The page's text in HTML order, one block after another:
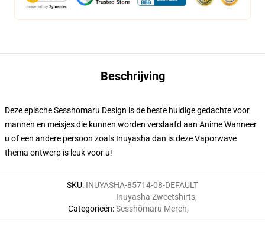
Beschrijving
Deze epische Sesshomaru Design is de beste huidige gedachte voor
mannen en meisjes die kunnen worden verslaafd aan Anime Wanneer
u of een andere persoon zoals Inuyasha dan is deze Vaporwave
thema ontwerp is leuk voor u!
SKU: INUYASHA-85714-08-DEFAULT
Categorieën:
Inuyasha Zweetshirts,
Sesshōmaru Merch,